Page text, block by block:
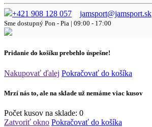
+421 908 128 057 jamsport@jamsport.sk
Sme dostupný Pon - Pia | 09:00 - 17:00
Pridanie do košíku prebehlo úspešne!
Nakupovať ďalej Pokračovať do košíka
Mrzí nás to, ale na sklade už nemáme viac kusov
Počet kusov na sklade: 0
Zatvoriť okno Pokračovať do košíka